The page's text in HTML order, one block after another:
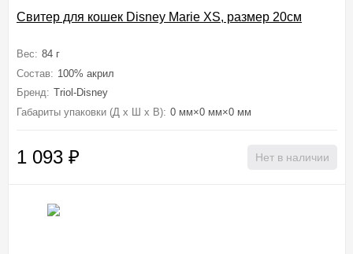
Свитер для кошек Disney Marie XS, размер 20см
Вес: 84 г
Состав: 100% акрил
Бренд: Triol-Disney
Габариты упаковки (Д х Ш х В): 0 мм×0 мм×0 мм
1 093 ₽ Нет в наличии